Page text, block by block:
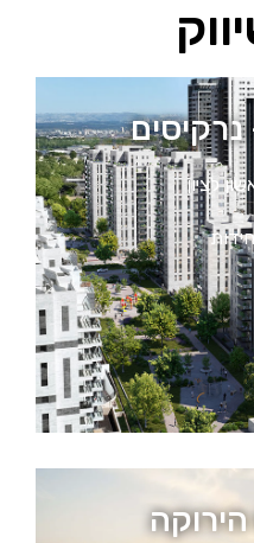
נרקיסים
לציון